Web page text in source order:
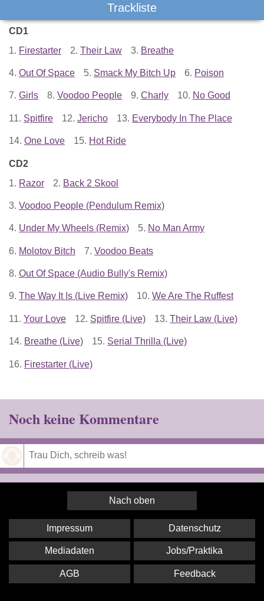
Trackliste
CD1
1. Firestarter 2. Their Law 3. Breathe
4. Out Of Space 5. Smack My Bitch Up 6. Poison
7. Girls 8. Voodoo People 9. Charly 10. No Good
11. Spitfire 12. Jericho 13. Everybody In The Place
14. One Love 15. Hot Ride
CD2
1. Razor 2. Back 2 Skool
3. Voodoo People (Pendulum Remix)
4. Under My Wheels (Remix) 5. No Man Army
6. Molotov Bitch 7. Voodoo Beats
8. Out Of Space (Audio Bully's Remix)
9. The Way It Is (Live Remix) 10. We Are The Ruffest
11. Your Love 12. Spitfire (Live) 13. Their Law (Live)
14. Breathe (Live) 15. Serial Thrilla (Live)
16. Firestarter (Live)
Noch keine Kommentare
Nach oben
Impressum Datenschutz
Mediadaten Jobs/Praktika
AGB Feedback